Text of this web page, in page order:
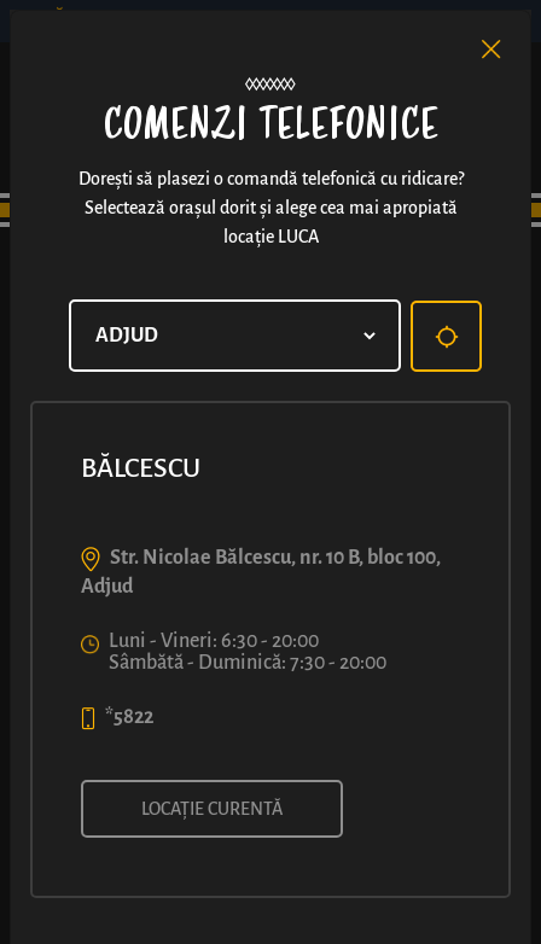
SANDVIȘ CU FILE DE PIEPT DE
PUI (SOS DULCE)
COMENZI TELEFONICE
Dorești să plasezi o comandă telefonică cu ridicare?
Selectează orașul dorit și alege cea mai apropiată
locație LUCA
BĂLCESCU
Str. Nicolae Bălcescu, nr. 10 B, bloc 100,
Adjud
Luni - Vineri: 6:30 - 20:00
Sâmbătă - Duminică: 7:30 - 20:00
*5822
LOCAȚIE CURENTĂ